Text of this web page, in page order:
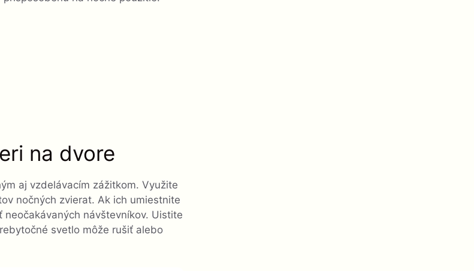
na dvore
aj vzdelávacím zážitkom. Využite
nočných zvierat. Ak ich umiestnite
návštevníkov. Uistite
svetlo môže rušiť alebo